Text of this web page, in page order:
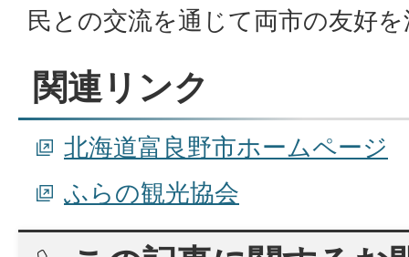
民との交流を通じて両市の友好
関連リンク
北海道富良野市ホームページ
ふらの観光協会